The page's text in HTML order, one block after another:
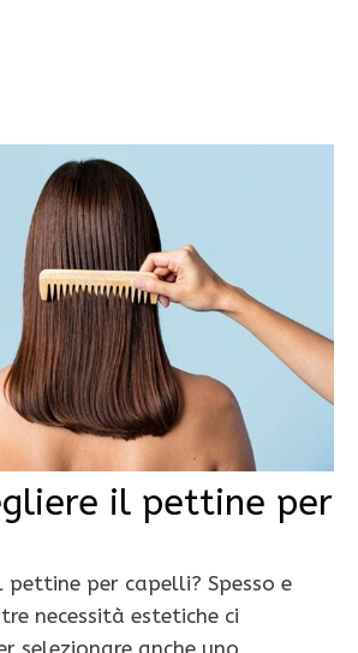
il pettine per
pettine per capelli? Spesso e
necessità estetiche ci